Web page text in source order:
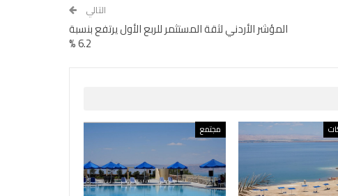
التالي
المؤشر الأردني لثقة المستثمر للربع الأول يرتفع بنسبة
6.2 %
مجتمع